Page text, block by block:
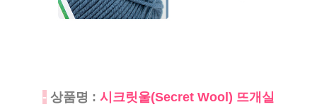
- 상품명 : 시크릿울(Secret Wool) 뜨개실